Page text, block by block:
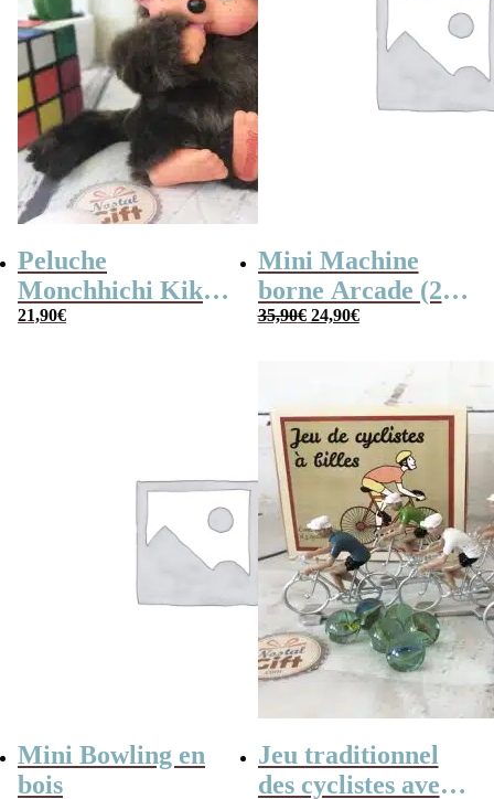
Peluche
Monchhichi Kiki
l’original (20 cm)
21,90€
Mini Machine
borne Arcade (240
jeux)
35,90€ Le
24,90€Le
24,90€.
Mini Bowling en
bois
Jeu traditionnel
des cyclistes avec